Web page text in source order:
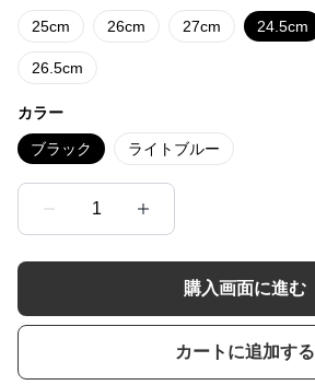
25cm 26cm 27cm 24.5cm
26.5cm
カラー
ブラック ライトブルー
1
購入画面に進む
カートに追加する